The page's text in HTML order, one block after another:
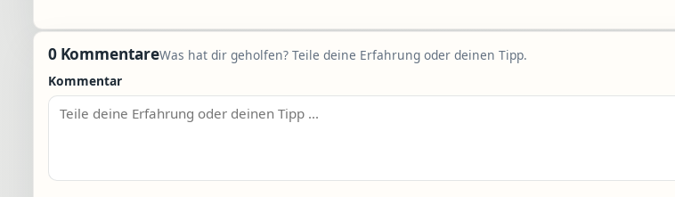
0 KommentareWas hat dir geholfen? Teile deine Erfahrung oder deinen Tipp.
Kommentar